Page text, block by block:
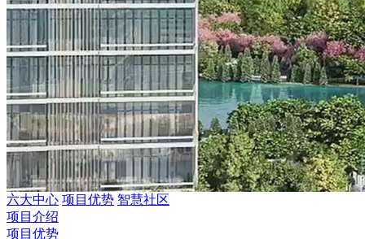
六大中心 项目优势 智慧社区
项目介绍
项目优势